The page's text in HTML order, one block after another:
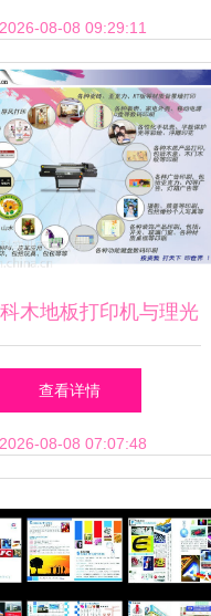
些细节
08-08 09:29:11
木地板打印机与理光
打印机 广告制作的高
效之选
查看详情
08-08 07:07:48